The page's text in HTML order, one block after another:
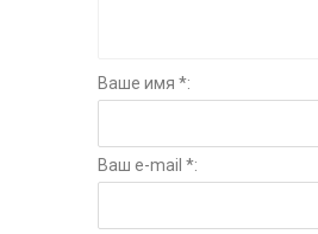
Ваше имя *:
Ваш e-mail *: